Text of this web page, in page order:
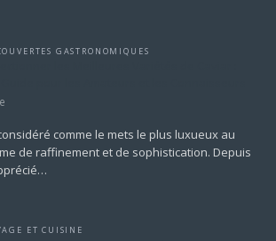
GASTRONOMIQUES
comme le mets le plus luxueux au
de raffinement et de sophistication. Depuis
ET CUISINE